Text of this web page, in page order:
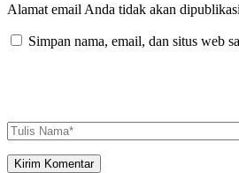
Alamat email Anda tidak akan
Simpan nama, email, dan situs web